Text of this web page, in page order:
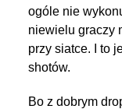
ogóle nie
niewielu graczy
przy siatce. I to
shotów.
Bo z dobrym